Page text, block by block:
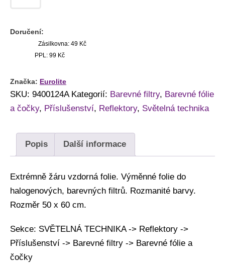
Doručení:
Zásilkovna: 49 Kč
PPL: 99 Kč
Značka: Eurolite
SKU: 9400124A Kategorií: Barevné filtry, Barevné fólie
a čočky, Příslušenství, Reflektory, Světelná technika
Popis Další informace
Extrémně žáru vzdorná folie. Výměnné folie do
halogenových, barevných filtrů. Rozmanité barvy.
Rozměr 50 x 60 cm.
Sekce: SVĚTELNÁ TECHNIKA -> Reflektory ->
Příslušenství -> Barevné filtry -> Barevné fólie a
čočky